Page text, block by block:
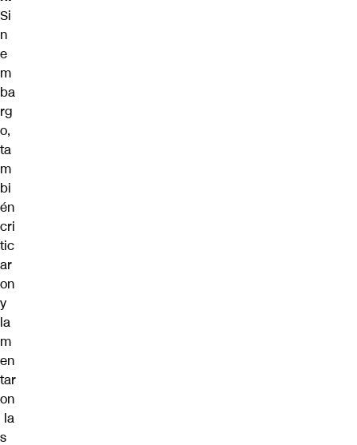
Si
n
e
m
ba
rg
o,
ta
m
bi
én
cri
tic
ar
on
y
la
m
en
tar
on
la
s